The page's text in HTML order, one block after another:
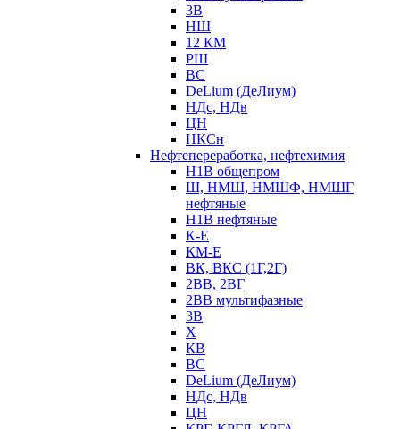
3В
НШ
12 КМ
РШ
ВС
DeLium (ДеЛиум)
НДс, НДв
ЦН
НКСн
Нефтепереработка, нефтехимия
Н1В общепром
Ш, НМШ, НМШФ, НМШГ
нефтяные
Н1В нефтяные
К-Е
КМ-Е
ВК, ВКС (1Г,2Г)
2ВВ, 2ВГ
2ВВ мультифазные
3В
Х
КВ
ВС
DeLium (ДеЛиум)
НДс, НДв
ЦН